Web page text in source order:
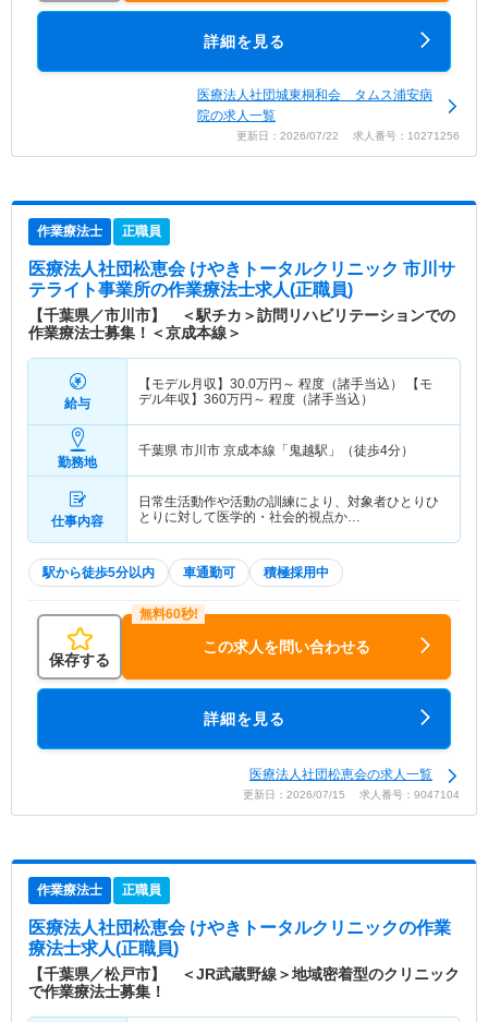
詳細を見る
医療法人社団城東桐和会 タムス浦安病
院の求人一覧
更新日：2026/07/22 求人番号：10271256
作業療法士 正職員
医療法人社団松恵会 けやきトータルクリニック 市川サ
テライト事業所の作業療法士求人(正職員)
【千葉県／市川市】 ＜駅チカ＞訪問リハビリテーションでの
作業療法士募集！＜京成本線＞
給与
【モデル月収】 30.0万円～ 程度（諸手当込） 【モ
デル年収】 360万円～ 程度（諸手当込）
勤務地
千葉県 市川市 京成本線「鬼越駅」（徒歩4分）
仕事内容
日常生活動作や活動の訓練により、対象者ひとりひ
とりに対して医学的・社会的視点か…
駅から徒歩5分以内 車通勤可 積極採用中
保存する
この求人を問い合わせる
詳細を見る
医療法人社団松恵会の求人一覧
更新日：2026/07/15 求人番号：9047104
作業療法士 正職員
医療法人社団松恵会 けやきトータルクリニックの作業
療法士求人(正職員)
【千葉県／松戸市】 ＜JR武蔵野線＞地域密着型のクリニック
で作業療法士募集！